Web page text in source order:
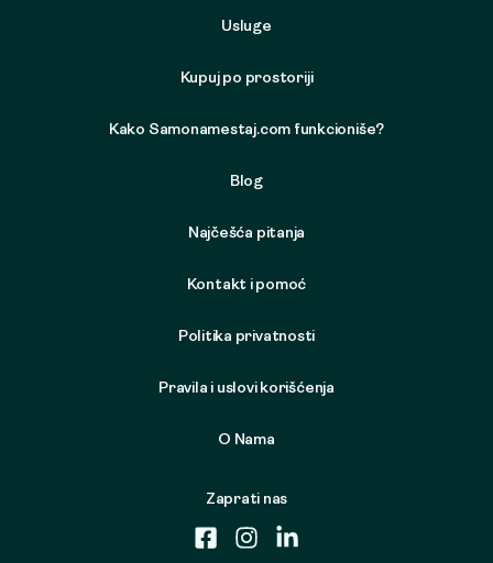
Usluge
Kupuj po prostoriji
Kako Samonamestaj.com funkcioniše?
Blog
Najčešća pitanja
Kontakt i pomoć
Politika privatnosti
Pravila i uslovi korišćenja
O Nama
Zaprati nas